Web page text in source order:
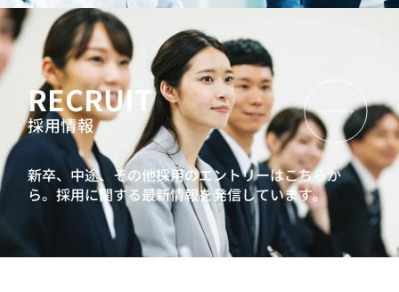
RECRUIT
採用情報
新卒、中途、その他採用のエントリーはこちらか
ら。採用に関する最新情報を発信しています。